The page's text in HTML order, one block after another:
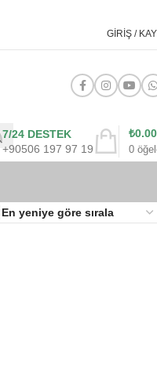
GIRIŞ /
7/24 DESTEK
+90506 197 97 19
0
₺0.00